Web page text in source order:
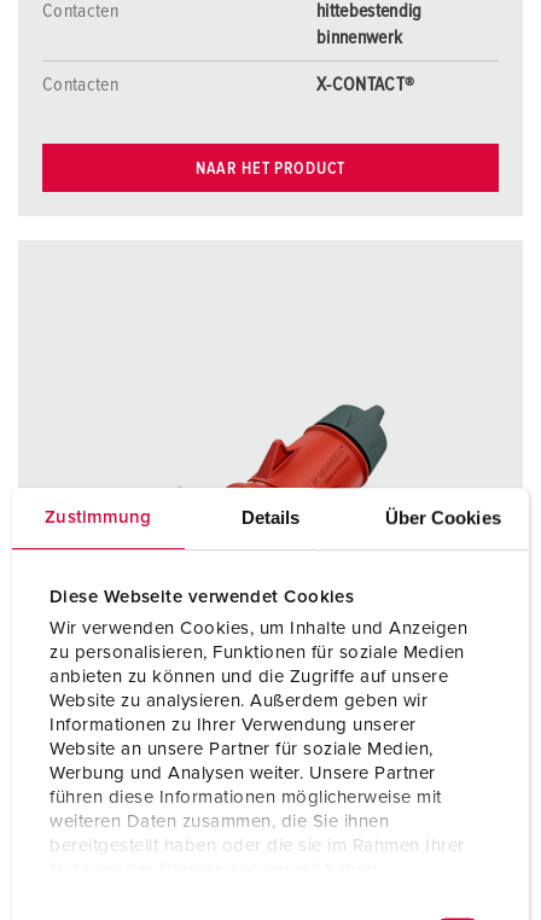
Zustimmung Details Über Cookies
Diese Webseite verwendet Cookies
Wir verwenden Cookies, um Inhalte und Anzeigen
zu personalisieren, Funktionen für soziale Medien
anbieten zu können und die Zugriffe auf unsere
Website zu analysieren. Außerdem geben wir
Informationen zu Ihrer Verwendung unserer
Website an unsere Partner für soziale Medien,
Werbung und Analysen weiter. Unsere Partner
führen diese Informationen möglicherweise mit
weiteren Daten zusammen, die Sie ihnen
bereitgestellt haben oder die sie im Rahmen Ihrer
Contacten
hittebestendig
binnenwerk
Contacten X-CONTACT®
NAAR HET PRODUCT
Bestelnummer 14363